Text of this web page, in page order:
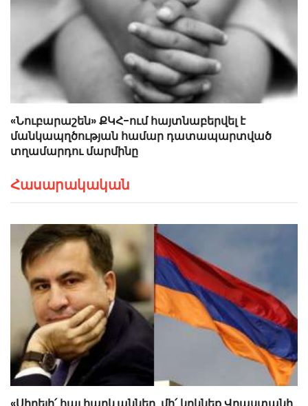
«Նուբարաշեն» ՔԿՀ-ում հայտնաբերվել է
մանկապղծության համար դատապարտված
տղամարդու մարմինը
Հասարակական